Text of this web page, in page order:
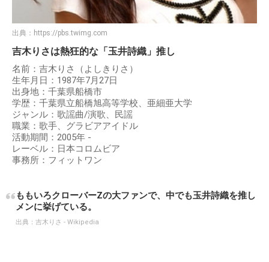
出典： https://pbs.twimg.com
吉木りさは熱狂的な「玉井詩織」推し
名前：吉木りさ（よしきりさ）
生年月日：1987年7月27日
出身地：千葉県船橋市
学歴：千葉県立船橋旭高等学校、亜細亜大学
ジャンル：歌謡曲/演歌、民謡
職業：歌手、グラビアアイドル
活動期間：2005年 -
レーベル：日本コロムビア
事務所：フィットワン
ももいろクローバーZの大ファンで、中でも玉井詩織を推し
メンに挙げている。
出典： 吉木りさ - Wikipedia